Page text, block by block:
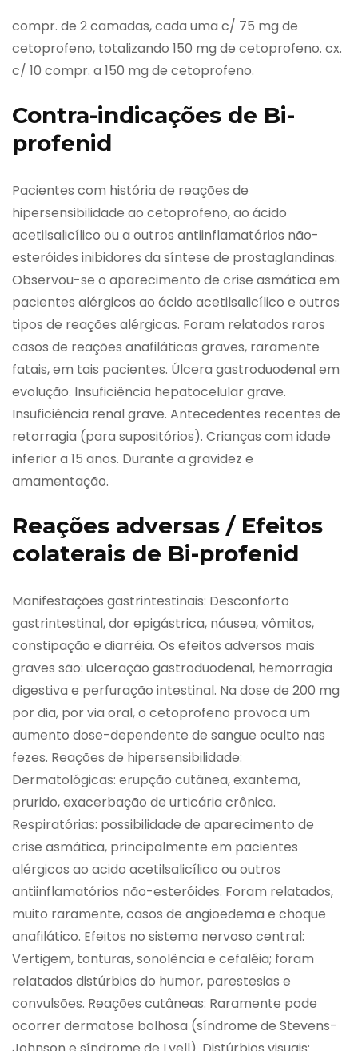
compr. de 2 camadas, cada uma c/ 75 mg de
cetoprofeno, totalizando 150 mg de cetoprofeno. cx.
c/ 10 compr. a 150 mg de cetoprofeno.
Contra-indicações de Bi-
profenid
Pacientes com história de reações de
hipersensibilidade ao cetoprofeno, ao ácido
acetilsalicílico ou a outros antiinflamatórios não-
esteróides inibidores da síntese de prostaglandinas.
Observou-se o aparecimento de crise asmática em
pacientes alérgicos ao ácido acetilsalicílico e outros
tipos de reações alérgicas. Foram relatados raros
casos de reações anafiláticas graves, raramente
fatais, em tais pacientes. Úlcera gastroduodenal em
evolução. Insuficiência hepatocelular grave.
Insuficiência renal grave. Antecedentes recentes de
retorragia (para supositórios). Crianças com idade
inferior a 15 anos. Durante a gravidez e
amamentação.
Reações adversas / Efeitos
colaterais de Bi-profenid
Manifestações gastrintestinais: Desconforto
gastrintestinal, dor epigástrica, náusea, vômitos,
constipação e diarréia. Os efeitos adversos mais
graves são: ulceração gastroduodenal, hemorragia
digestiva e perfuração intestinal. Na dose de 200 mg
por dia, por via oral, o cetoprofeno provoca um
aumento dose-dependente de sangue oculto nas
fezes. Reações de hipersensibilidade:
Dermatológicas: erupção cutânea, exantema,
prurido, exacerbação de urticária crônica.
Respiratórias: possibilidade de aparecimento de
crise asmática, principalmente em pacientes
alérgicos ao acido acetilsalicílico ou outros
antiinflamatórios não-esteróides. Foram relatados,
muito raramente, casos de angioedema e choque
anafilático. Efeitos no sistema nervoso central:
Vertigem, tonturas, sonolência e cefaléia; foram
relatados distúrbios do humor, parestesias e
convulsões. Reações cutâneas: Raramente pode
ocorrer dermatose bolhosa (síndrome de Stevens-